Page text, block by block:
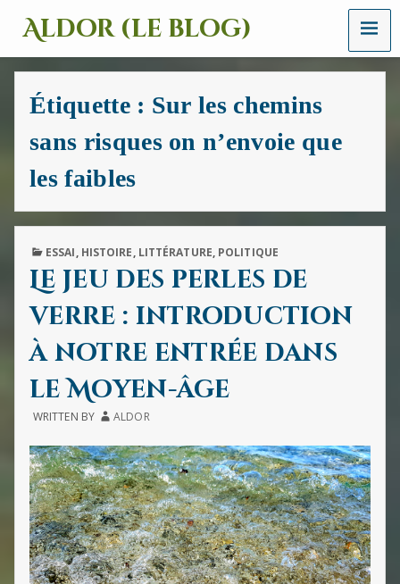
Aldor (le blog)
Un
site
avec
des
des
images
et
des
sons
MENU
Étiquette : Sur les chemins
sans risques on n’envoie que
les faibles
PUBLISHED
ESSAI, HISTOIRE, LITTÉRATURE, POLITIQUE
Le jeu des perles de
verre : introduction
à notre entrée dans
le Moyen-âge
WRITTEN BY ALDOR